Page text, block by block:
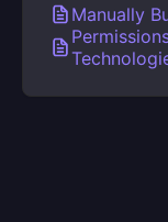
Manually